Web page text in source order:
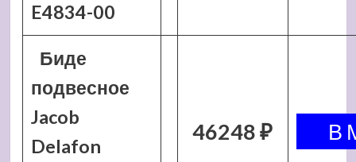
E4834-00
Биде
подвесное
Jacob
Delafon
46248 ₽